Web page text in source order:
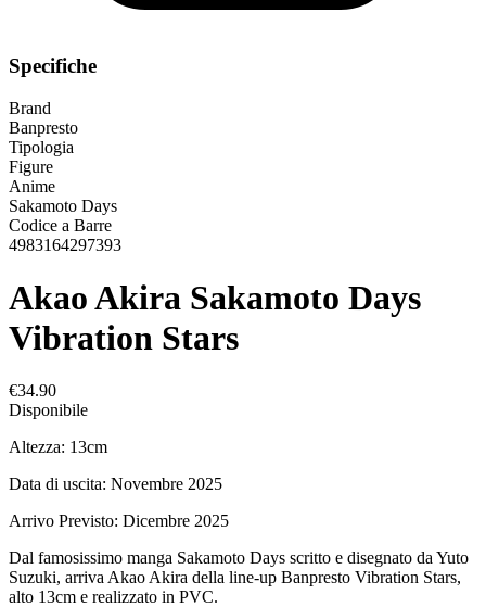
Specifiche
Brand
Banpresto
Tipologia
Figure
Anime
Sakamoto Days
Codice a Barre
4983164297393
Akao Akira Sakamoto Days
Vibration Stars
€34.90
Disponibile
Altezza: 13cm
Data di uscita: Novembre 2025
Arrivo Previsto: Dicembre 2025
Dal famosissimo manga Sakamoto Days scritto e disegnato da Yuto
Suzuki, arriva Akao Akira della line-up Banpresto Vibration Stars,
alto 13cm e realizzato in PVC.